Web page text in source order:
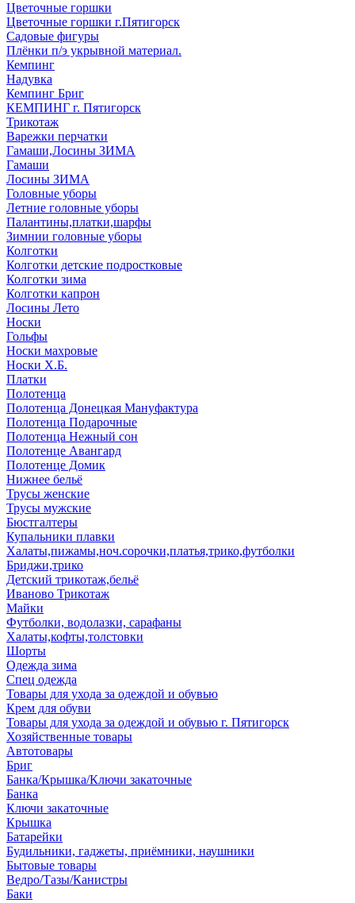
Цветочные горшки
Цветочные горшки г.Пятигорск
Садовые фигуры
Плёнки п/э укрывной материал.
Кемпинг
Надувка
Кемпинг Бриг
КЕМПИНГ г. Пятигорск
Трикотаж
Варежки перчатки
Гамаши,Лосины ЗИМА
Гамаши
Лосины ЗИМА
Головные уборы
Летние головные уборы
Палантины,платки,шарфы
Зимнии головные уборы
Колготки
Колготки детские подростковые
Колготки зима
Колготки капрон
Лосины Лето
Носки
Гольфы
Носки махровые
Носки Х.Б.
Платки
Полотенца
Полотенца Донецкая Мануфактура
Полотенца Подарочные
Полотенца Нежный сон
Полотенце Авангард
Полотенце Домик
Нижнее бельё
Трусы женские
Трусы мужские
Бюстгалтеры
Купальники плавки
Халаты,пижамы,ноч.сорочки,платья,трико,футболки
Бриджи,трико
Детский трикотаж,бельё
Иваново Трикотаж
Майки
Футболки, водолазки, сарафаны
Халаты,кофты,толстовки
Шорты
Одежда зима
Спец одежда
Товары для ухода за одеждой и обувью
Крем для обуви
Товары для ухода за одеждой и обувью г. Пятигорск
Хозяйственные товары
Автотовары
Бриг
Банка/Крышка/Ключи закаточные
Банка
Ключи закаточные
Крышка
Батарейки
Будильники, гаджеты, приёмники, наушники
Бытовые товары
Ведро/Тазы/Канистры
Баки